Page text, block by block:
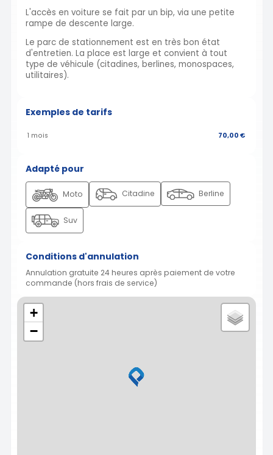
L'accès en voiture se fait par un bip, via une petite
rampe de descente large.
Le parc de stationnement est en très bon état
d'entretien. La place est large et convient à tout
type de véhicule (citadines, berlines, monospaces,
utilitaires).
Exemples de tarifs
1 mois 70,00 €
Adapté pour
Moto Citadine Berline
Suv
Conditions d'annulation
Annulation gratuite 24 heures après paiement de votre
commande (hors frais de service)
+
−